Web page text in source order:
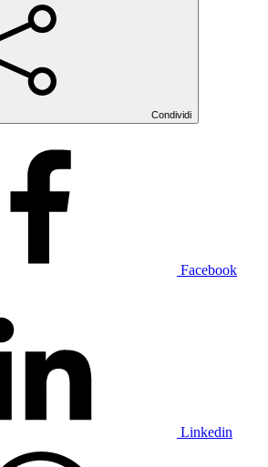
Condividi
Facebook
Linkedin